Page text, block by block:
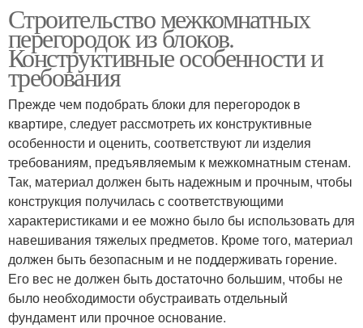
Строительство межкомнатных
перегородок из блоков.
Конструктивные особенности и
требования
Прежде чем подобрать блоки для перегородок в
квартире, следует рассмотреть их конструктивные
особенности и оценить, соответствуют ли изделия
требованиям, предъявляемым к межкомнатным стенам.
Так, материал должен быть надежным и прочным, чтобы
конструкция получилась с соответствующими
характеристиками и ее можно было бы использовать для
навешивания тяжелых предметов. Кроме того, материал
должен быть безопасным и не поддерживать горение.
Его вес не должен быть достаточно большим, чтобы не
было необходимости обустраивать отдельный
фундамент или прочное основание.